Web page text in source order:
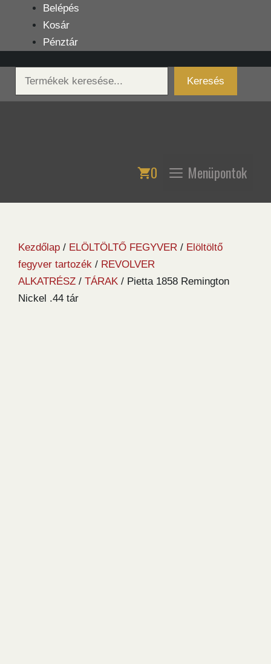
tartalomba
Belépés
Kosár
Pénztár
Keresés
Keresés
0 Menüpontok
Kezdőlap / ELÖLTÖLTŐ FEGYVER / Elöltöltő
fegyver tartozék / REVOLVER
ALKATRÉSZ / TÁRAK / Pietta 1858 Remington
Nickel .44 tár